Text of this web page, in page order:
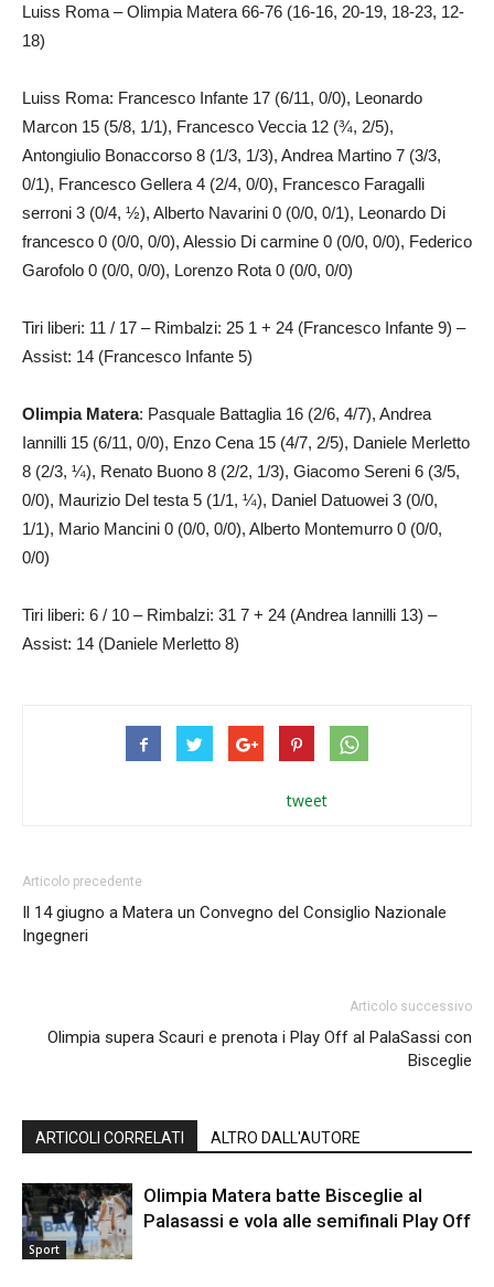
Luiss Roma – Olimpia Matera 66-76 (16-16, 20-19, 18-23, 12-
18)
Luiss Roma: Francesco Infante 17 (6/11, 0/0), Leonardo
Marcon 15 (5/8, 1/1), Francesco Veccia 12 (¾, 2/5),
Antongiulio Bonaccorso 8 (1/3, 1/3), Andrea Martino 7 (3/3,
0/1), Francesco Gellera 4 (2/4, 0/0), Francesco Faragalli
serroni 3 (0/4, ½), Alberto Navarini 0 (0/0, 0/1), Leonardo Di
francesco 0 (0/0, 0/0), Alessio Di carmine 0 (0/0, 0/0), Federico
Garofolo 0 (0/0, 0/0), Lorenzo Rota 0 (0/0, 0/0)
Tiri liberi: 11 / 17 – Rimbalzi: 25 1 + 24 (Francesco Infante 9) –
Assist: 14 (Francesco Infante 5)
Olimpia Matera: Pasquale Battaglia 16 (2/6, 4/7), Andrea
Iannilli 15 (6/11, 0/0), Enzo Cena 15 (4/7, 2/5), Daniele Merletto
8 (2/3, ¼), Renato Buono 8 (2/2, 1/3), Giacomo Sereni 6 (3/5,
0/0), Maurizio Del testa 5 (1/1, ¼), Daniel Datuowei 3 (0/0,
1/1), Mario Mancini 0 (0/0, 0/0), Alberto Montemurro 0 (0/0,
0/0)
Tiri liberi: 6 / 10 – Rimbalzi: 31 7 + 24 (Andrea Iannilli 13) –
Assist: 14 (Daniele Merletto 8)
tweet
Articolo precedente
Il 14 giugno a Matera un Convegno del Consiglio Nazionale
Ingegneri
Articolo successivo
Olimpia supera Scauri e prenota i Play Off al PalaSassi con
Bisceglie
ARTICOLI CORRELATI ALTRO DALL'AUTORE
Sport
Olimpia Matera batte Bisceglie al
Palasassi e vola alle semifinali Play Off